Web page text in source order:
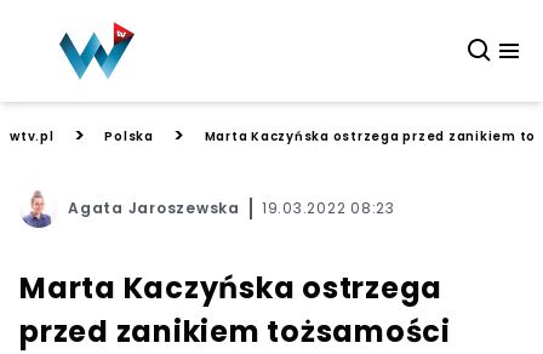
wtv.pl > Polska > Marta Kaczyńska ostrzega przed zanikiem
Agata Jaroszewska 19.03.2022 08:23
Marta Kaczyńska ostrzega
przed zanikiem tożsamości